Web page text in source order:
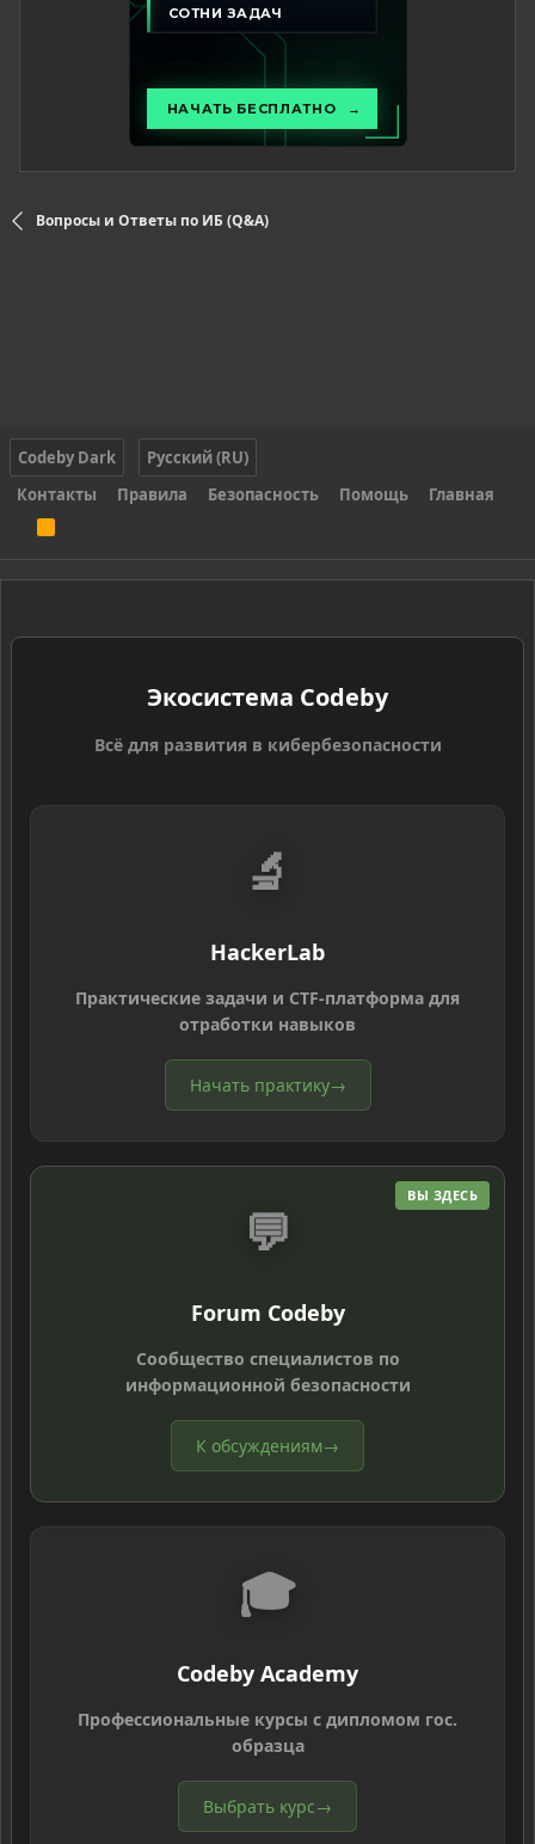
Вопросы и Ответы по ИБ (Q&A)
Codeby Dark
Русский (RU)
Контакты
Правила Безопасность Помощь Главная
S
Экосистема Codeby
Всё для развития в кибербезопасности
🔬
HackerLab
Практические задачи и CTF-платформа для
отработки навыков
Начать практику→
ВЫ ЗДЕСЬ
💬
Forum Codeby
Сообщество специалистов по
информационной безопасности
К обсуждениям→
🎓
Codeby Academy
Профессиональные курсы с дипломом гос.
образца
Выбрать курс→